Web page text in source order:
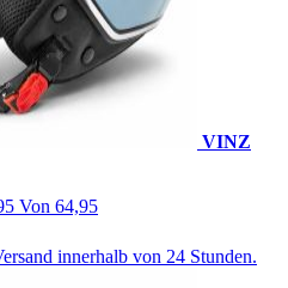
VINZ
Von 64,95
innerhalb von 24 Stunden.